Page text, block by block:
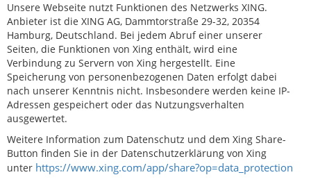
Unsere Webseite nutzt Funktionen des Netzwerks XING.
Anbieter ist die XING AG, Dammtorstraße 29-32, 20354
Hamburg, Deutschland. Bei jedem Abruf einer unserer
Seiten, die Funktionen von Xing enthält, wird eine
Verbindung zu Servern von Xing hergestellt. Eine
Speicherung von personenbezogenen Daten erfolgt dabei
nach unserer Kenntnis nicht. Insbesondere werden keine IP-
Adressen gespeichert oder das Nutzungsverhalten
ausgewertet.
Weitere Information zum Datenschutz und dem Xing Share-
Button finden Sie in der Datenschutzerklärung von Xing
unter https://www.xing.com/app/share?op=data_protection